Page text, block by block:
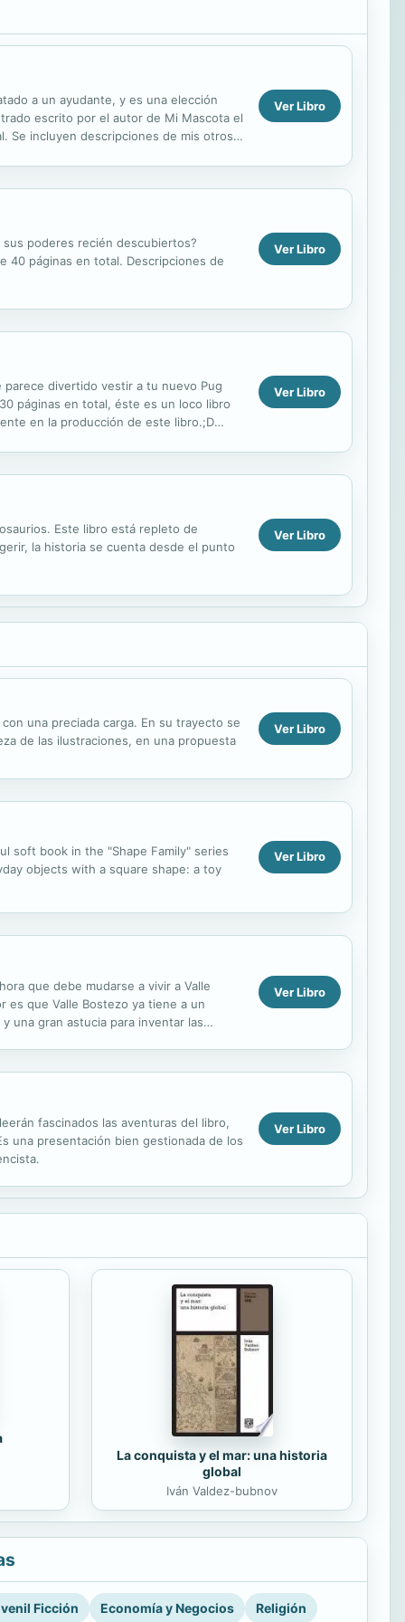
a un ayudante, y es una elección
escrito por el autor de Mi Mascota el
Se incluyen descripciones de mis otros
Ver Libro
poderes recién descubiertos?
40 páginas en total. Descripciones de
Ver Libro
parece divertido vestir a tu nuevo Pug
páginas en total, éste es un loco libro
en la producción de este libro.;D
Ver Libro
Este libro está repleto de
la historia se cuenta desde el punto
Ver Libro
una preciada carga. En su trayecto se
de las ilustraciones, en una propuesta
Ver Libro
soft book in the "Shape Family" series
objects with a square shape: a toy
Ver Libro
que debe mudarse a vivir a Valle
es que Valle Bostezo ya tiene a un
una gran astucia para inventar las
Ver Libro
fascinados las aventuras del libro,
una presentación bien gestionada de los
Ver Libro
La conquista y el mar: una historia
global
Iván Valdez-bubnov
Ficción Economía y Negocios Religión